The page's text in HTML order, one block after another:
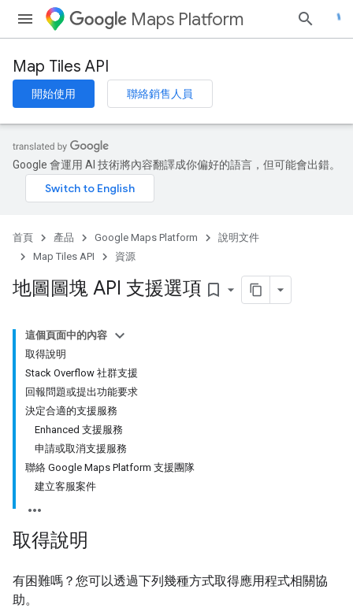
Maps Platform
Map Tiles API
開始使用 聯絡銷售人員
Google 會運用 AI 技術將內容翻譯成你偏好的語言，但可能會出錯。
首頁 產品 Google Maps Platform
說明文件
Map Tiles API
資源
地圖圖塊 API 支援選項 bookmark_border
這個頁面中的內容
取得說明
Stack Overflow 社群支援
回報問題或提出功能要求
決定合適的支援服務
Enhanced 支援服務
申請或取消支援服務
聯絡 Google Maps Platform 支援團隊
建立客服案件
取得說明
有困難嗎？您可以透過下列幾種方式取得應用程式相關協
助。